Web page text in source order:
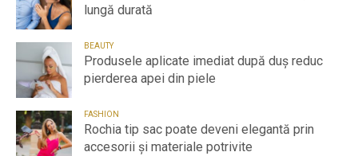
lungă durată
BEAUTY
Produsele aplicate imediat după duș reduc
pierderea apei din piele
FASHION
Rochia tip sac poate deveni elegantă prin
accesorii și materiale potrivite